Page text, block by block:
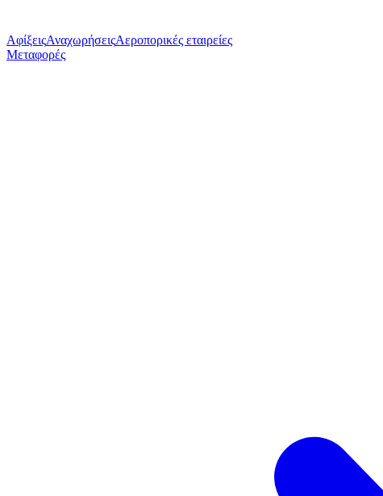
ΑφίξειςΑναχωρήσειςΑεροπορικές εταιρείες
Μεταφορές